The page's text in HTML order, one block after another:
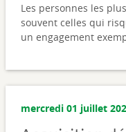
Les personnes les
souvent celles qui
un engagement
mercredi 01 juillet